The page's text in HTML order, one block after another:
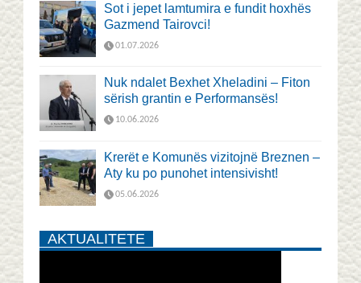
Sot i jepet lamtumira e fundit hoxhës
Gazmend Tairovci!
01.07.2026
Nuk ndalet Bexhet Xheladini – Fiton
sërish grantin e Performansës!
10.06.2026
Krerët e Komunës vizitojnë Breznen –
Aty ku po punohet intensivisht!
05.06.2026
AKTUALITETE